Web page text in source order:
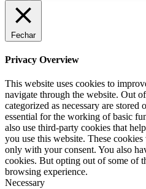
Fechar
Privacy Overview
This website uses cookies to
navigate through the website. Out
categorized as necessary are stored
essential for the working of basic
also use third-party cookies that
you use this website. These
only with your consent. You also
cookies. But opting out of some of
browsing experience.
Necessary